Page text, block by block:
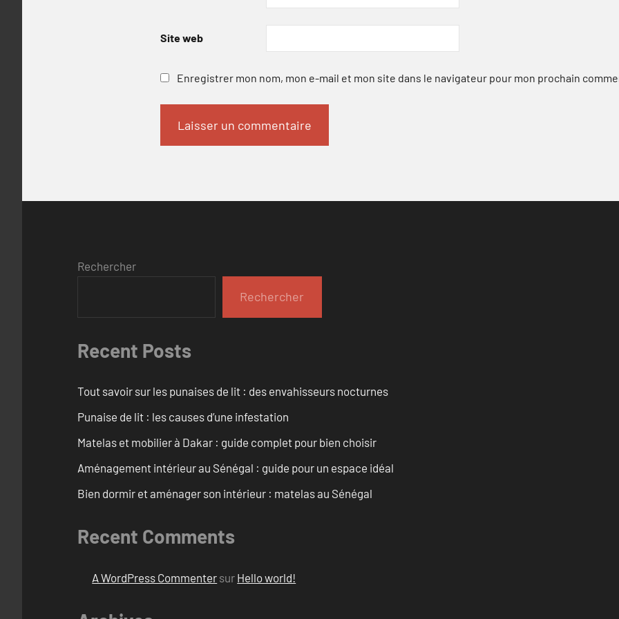
Site web
Enregistrer mon nom, mon e-mail et mon site dans le navigateur pour mon prochain
Rechercher
Rechercher
Recent Posts
Tout savoir sur les punaises de lit : des envahisseurs nocturnes
Punaise de lit : les causes d’une infestation
Matelas et mobilier à Dakar : guide complet pour bien choisir
Aménagement intérieur au Sénégal : guide pour un espace idéal
Bien dormir et aménager son intérieur : matelas au Sénégal
Recent Comments
A WordPress Commenter sur Hello world!